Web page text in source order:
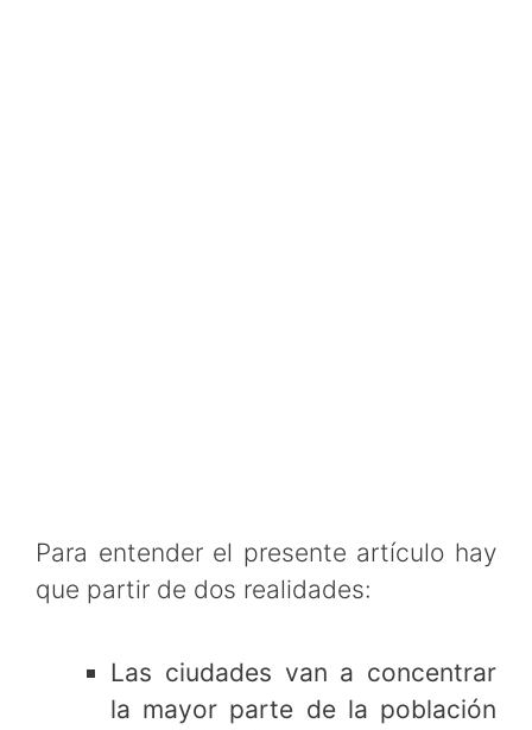
Para entender el presente artículo hay
que partir de dos realidades:
Las ciudades van a concentrar
la mayor parte de la población